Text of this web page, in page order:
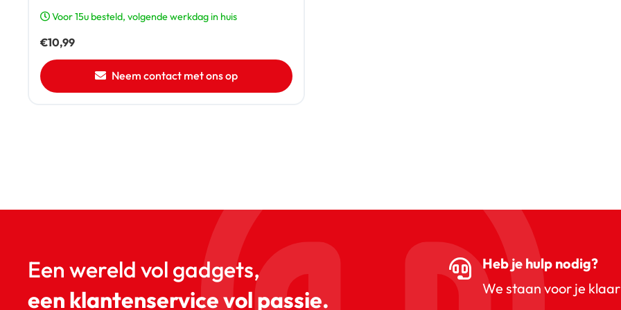
Voor 15u besteld, volgende werkdag in huis
€10,99
Neem contact met ons op
Een wereld vol gadgets,
een klantenservice vol passie.
Heb je hulp nodig?
We staan voor je